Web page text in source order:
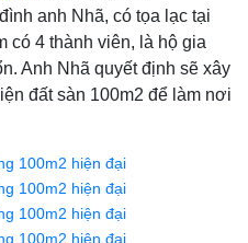
anh Nhã, có tọa lạc tại
có 4 thành viên, là hộ gia
Anh Nhã quyết định sẽ xây
đất sàn 100m2 để làm nơi